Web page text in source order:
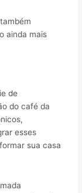
ainda mais
de
do café da
esses
sua casa